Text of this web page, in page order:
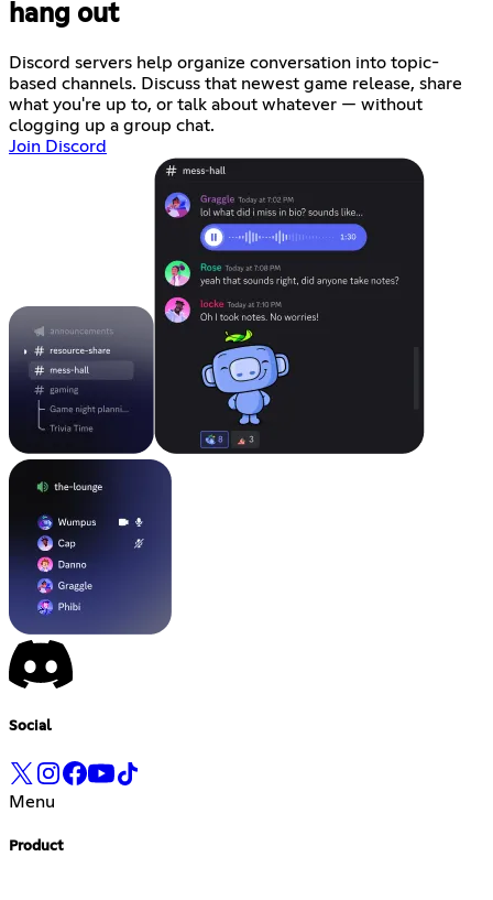
hang out
Discord servers help organize conversation into topic-
based channels. Discuss that newest game release, share
what you're up to, or talk about whatever — without
clogging up a group chat.
Join Discord
Social
Menu
Product